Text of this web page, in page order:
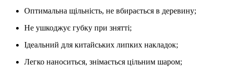
Оптимальна щільність, не вбирається в деревину;
Не ушкоджує губку при знятті;
Ідеальний для китайських липких накладок;
Легко наноситься, знімається цільним шаром;